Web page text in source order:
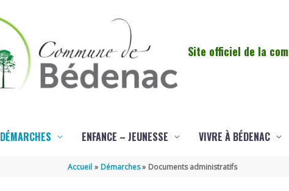
Site officiel de la
DÉMARCHES ENFANCE – JEUNESSE VIVRE À BÉDENAC
Accueil Démarches Documents administratifs